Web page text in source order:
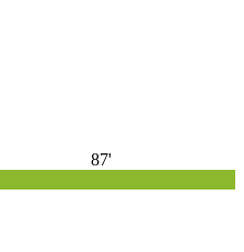
87'